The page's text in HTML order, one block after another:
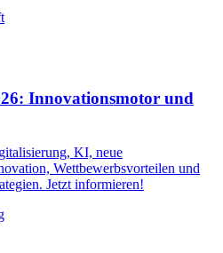
Innovationsmotor und
KI, neue
Wettbewerbsvorteilen und
Jetzt informieren!